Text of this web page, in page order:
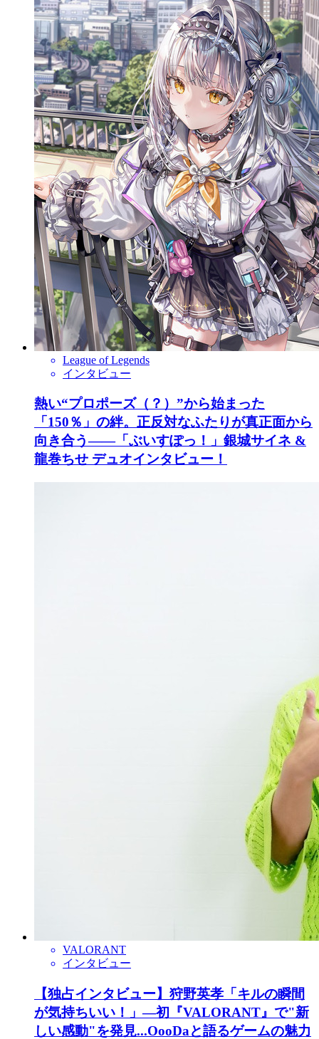
League of Legends
インタビュー
熱い“プロポーズ（？）”から始まった
「150％」の絆。正反対なふたりが真正面から
向き合う――「ぶいすぽっ！」銀城サイネ &
龍巻ちせ デュオインタビュー！
VALORANT
インタビュー
【独占インタビュー】狩野英孝「キルの瞬間
が気持ちいい！」―初『VALORANT』で"新
しい感動"を発見...OooDaと語るゲームの魅力